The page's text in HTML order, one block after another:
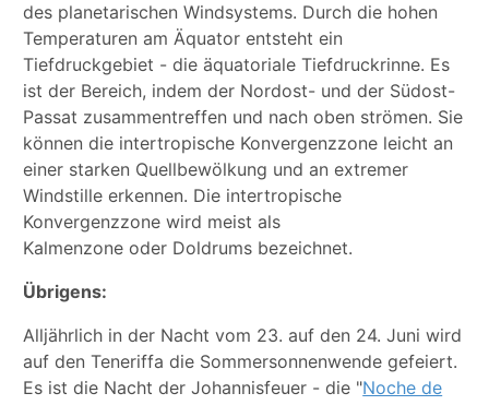
des planetarischen Windsystems. Durch die hohen
Temperaturen am Äquator entsteht ein
Tiefdruckgebiet - die äquatoriale Tiefdruckrinne. Es
ist der Bereich, indem der Nordost- und der Südost-
Passat zusammentreffen und nach oben strömen. Sie
können die intertropische Konvergenzzone leicht an
einer starken Quellbewölkung und an extremer
Windstille erkennen. Die intertropische
Konvergenzzone wird meist als
Kalmenzone oder Doldrums bezeichnet.
Übrigens:
Alljährlich in der Nacht vom 23. auf den 24. Juni wird
auf den Teneriffa die Sommersonnenwende gefeiert.
Es ist die Nacht der Johannisfeuer - die "Noche de